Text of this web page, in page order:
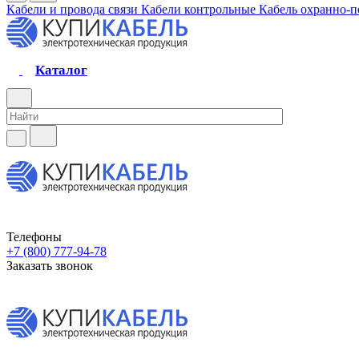
Кабели и провода связи Кабели контрольные Кабель охранно-
Каталог
Телефоны
+7 (800) 777-94-78
Заказать звонок